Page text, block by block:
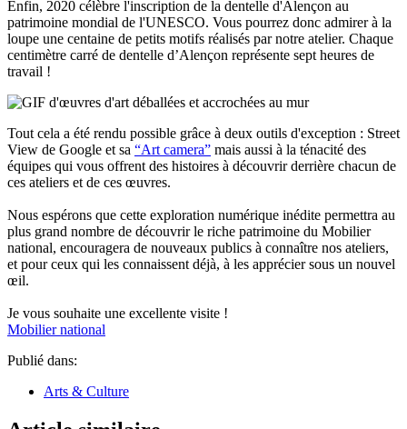
Enfin, 2020 célèbre l'inscription de la dentelle d'Alençon au
patrimoine mondial de l'UNESCO. Vous pourrez donc admirer à la
loupe une centaine de petits motifs réalisés par notre atelier. Chaque
centimètre carré de dentelle d’Alençon représente sept heures de
travail !
Tout cela a été rendu possible grâce à deux outils d'exception : Street
View de Google et sa “Art camera” mais aussi à la ténacité des
équipes qui vous offrent des histoires à découvrir derrière chacun de
ces ateliers et de ces œuvres.
Nous espérons que cette exploration numérique inédite permettra au
plus grand nombre de découvrir le riche patrimoine du Mobilier
national, encouragera de nouveaux publics à connaître nos ateliers,
et pour ceux qui les connaissent déjà, à les apprécier sous un nouvel
œil.
Je vous souhaite une excellente visite !
Mobilier national
Publié dans:
Arts & Culture